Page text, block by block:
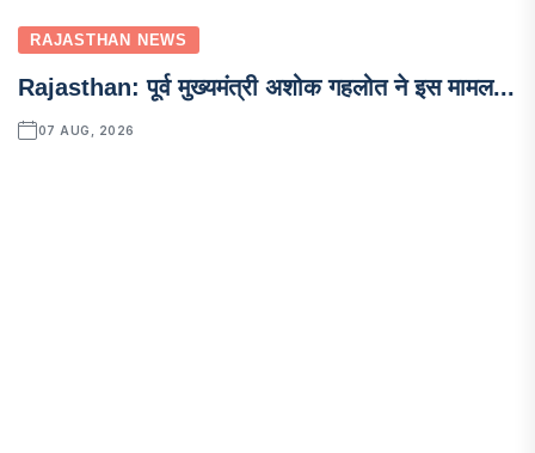
RAJASTHAN NEWS
Rajasthan: पूर्व मुख्यमंत्री अशोक गहलोत ने इस मामल...
07 AUG, 2026